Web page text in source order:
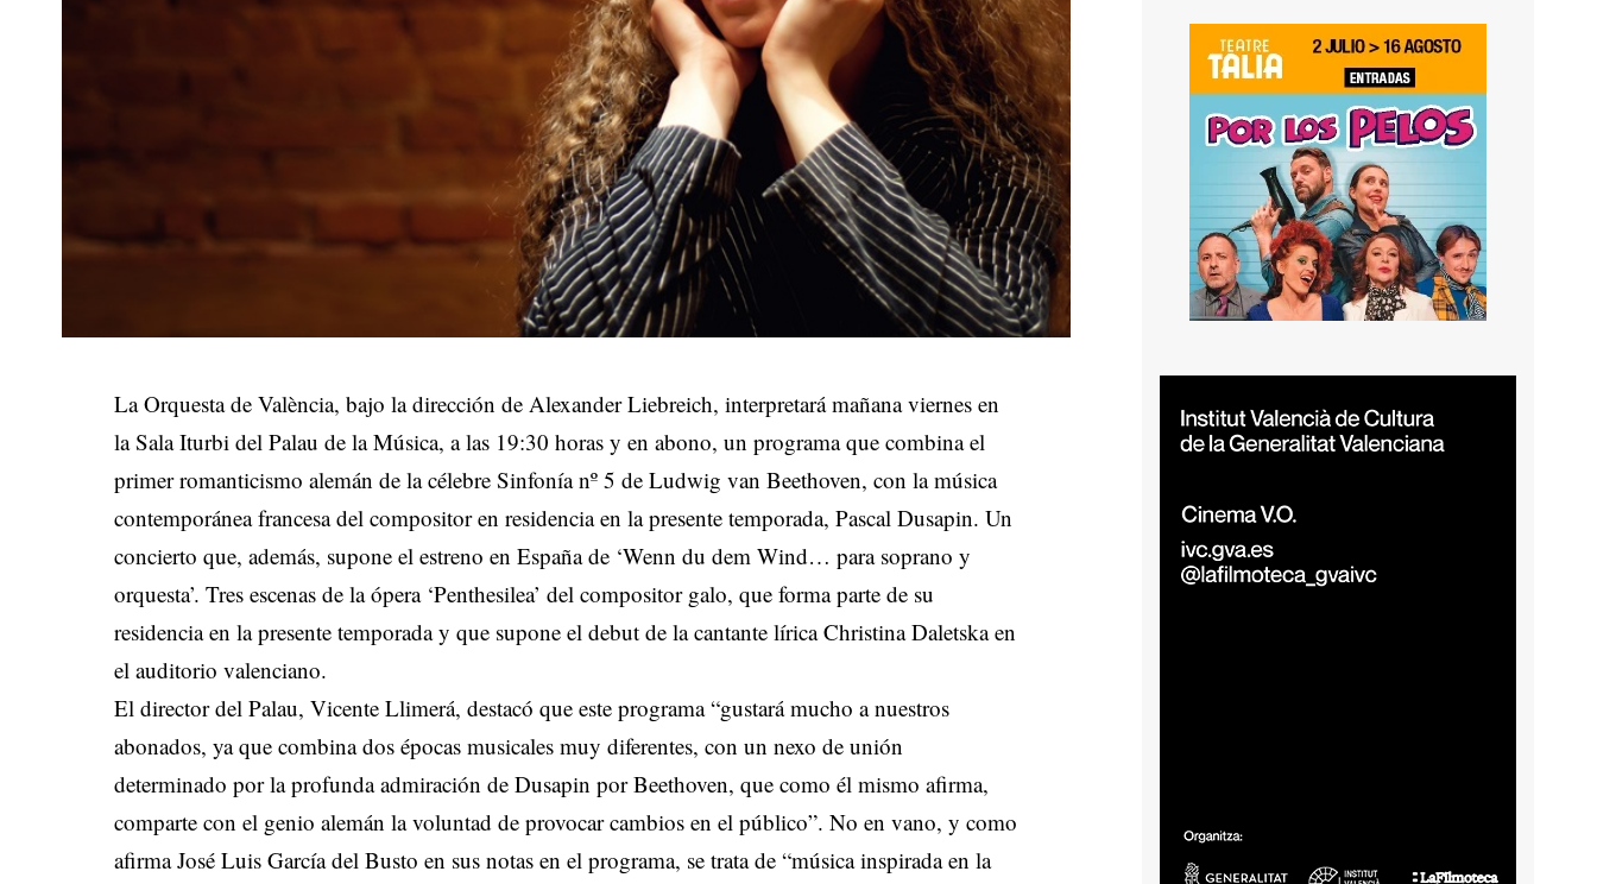
La Orquesta de València, bajo la dirección de Alexander Liebreich, interpretará mañana viernes en
la Sala Iturbi del Palau de la Música, a las 19:30 horas y en abono, un programa que combina el
primer romanticismo alemán de la célebre Sinfonía nº 5 de Ludwig van Beethoven, con la música
contemporánea francesa del compositor en residencia en la presente temporada, Pascal Dusapin. Un
concierto que, además, supone el estreno en España de ‘Wenn du dem Wind… para soprano y
orquesta’. Tres escenas de la ópera ‘Penthesilea’ del compositor galo, que forma parte de su
residencia en la presente temporada y que supone el debut de la cantante lírica Christina Daletska en
el auditorio valenciano.
El director del Palau, Vicente Llimerá, destacó que este programa “gustará mucho a nuestros
abonados, ya que combina dos épocas musicales muy diferentes, con un nexo de unión
determinado por la profunda admiración de Dusapin por Beethoven, que como él mismo afirma,
comparte con el genio alemán la voluntad de provocar cambios en el público”. No en vano, y como
afirma José Luis García del Busto en sus notas en el programa, se trata de “música inspirada en la